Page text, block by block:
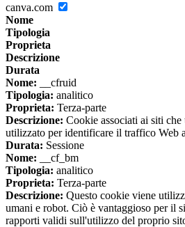
canva.com
Nome
Tipologia
Proprieta
Descrizione
Durata
Nome: __cfruid
Tipologia: analitico
Proprieta: Terza-parte
Descrizione: Cookie associati ai siti
utilizzato per identificare il traffico Web
Durata: Sessione
Nome: __cf_bm
Tipologia: analitico
Proprieta: Terza-parte
Descrizione: Questo cookie viene
umani e robot. Ciò è vantaggioso per il
rapporti validi sull'utilizzo del proprio